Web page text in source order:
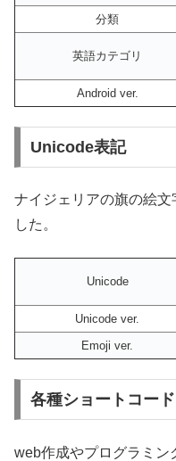
分類
英語カテゴリ
Android ver.
Unicode表記
ナイジェリアの旗の絵
した。
Unicode
Unicode ver.
Emoji ver.
各種ショートコード
web作成やプログラミン